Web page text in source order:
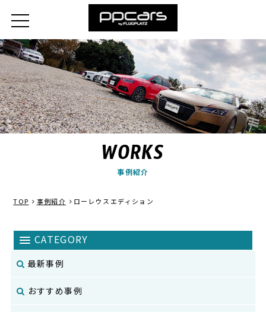
WORKS
事例紹介
TOP 事例紹介 ローレウスエディション
最新事例
おすすめ事例